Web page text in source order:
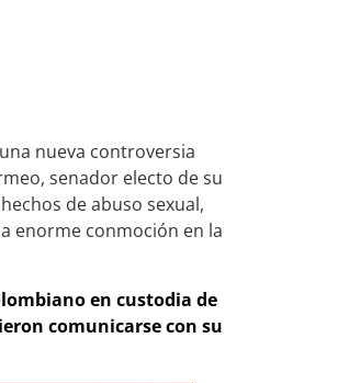
nueva controversia
senador electo de su
de abuso sexual,
enorme conmoción en la
en custodia de
comunicarse con su